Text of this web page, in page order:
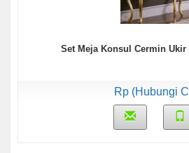
Set Meja Konsul Cermin
Rp (Hubungi